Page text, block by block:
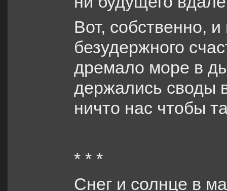
Вот, собственно,
безудержного
дремало море в
держались своды
ничто нас чтобы
* * *
Снег и солнце в